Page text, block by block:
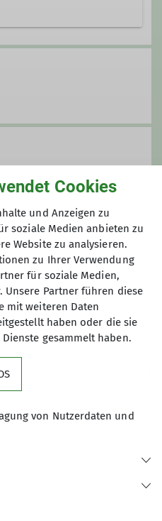
Cookies
und Anzeigen zu
soziale Medien anbieten zu
Website zu analysieren.
zu Ihrer Verwendung
für soziale Medien,
Unsere Partner führen diese
mit weiteren Daten
haben oder die sie
gesammelt haben.
von Nutzerdaten und